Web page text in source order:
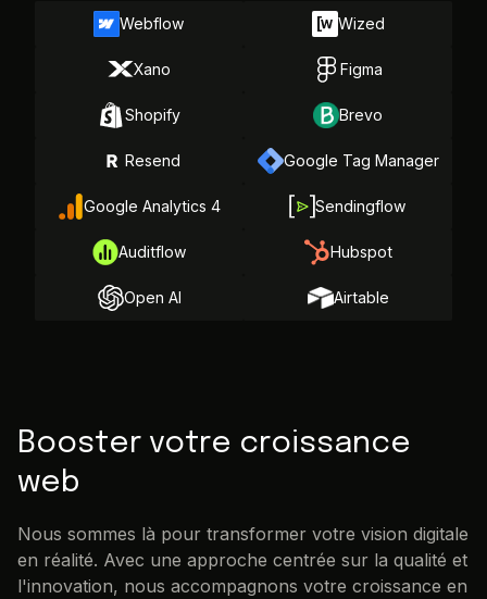
Webflow Wized
Xano Figma
Shopify Brevo
Resend Google Tag Manager
Google Analytics 4 Sendingflow
Auditflow Hubspot
Open AI Airtable
Booster votre croissance
web
Nous sommes là pour transformer votre vision digitale
en réalité. Avec une approche centrée sur la qualité et
l'innovation, nous accompagnons votre croissance en